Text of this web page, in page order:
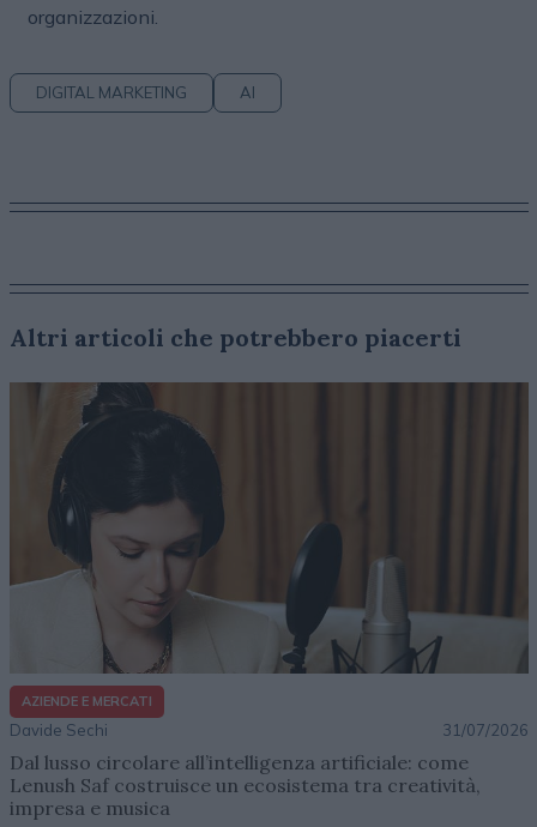
organizzazioni.
DIGITAL MARKETING AI
Altri articoli che potrebbero piacerti
AZIENDE E MERCATI
Davide Sechi 31/07/2026
Dal lusso circolare all’intelligenza artificiale: come
Lenush Saf costruisce un ecosistema tra creatività,
impresa e musica